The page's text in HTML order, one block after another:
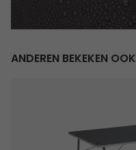
ANDEREN BEKEKEN OOK